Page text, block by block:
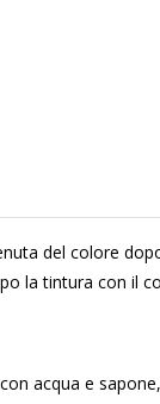
del colore
la tintura con il
acqua e